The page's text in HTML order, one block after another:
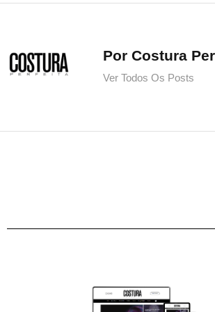
Por Costura
Ver Todos Os Posts